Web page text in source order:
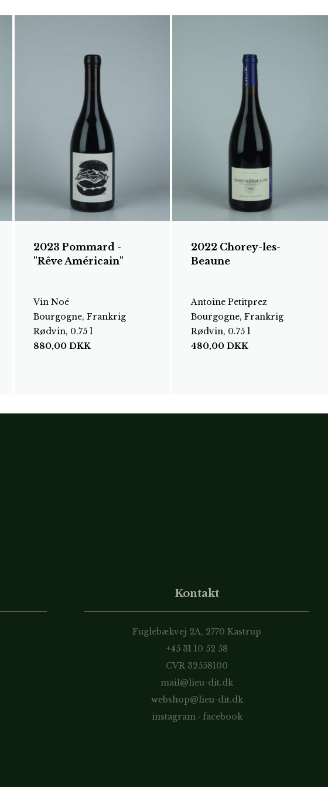
2023 Pommard -
"Rêve Américain"
Vin Noé
Bourgogne, Frankrig
Rødvin, 0.75 l
880,00 DKK
2022 Chorey-les-
Beaune
Antoine Petitprez
Bourgogne, Frankrig
Rødvin, 0.75 l
480,00DKK
Kontakt
Fuglebækvej 2A, 2770 Kastrup
+45 31 10 52 58
CVR 32558100
mail@lieu-dit.dk
webshop@lieu-dit.dk
instagram · facebook